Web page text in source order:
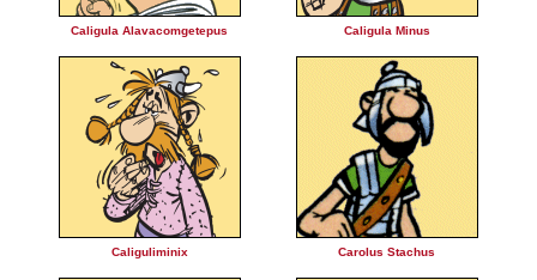
Caligula Alavacomgetepus Caligula Minus
Caliguliminix Carolus Stachus